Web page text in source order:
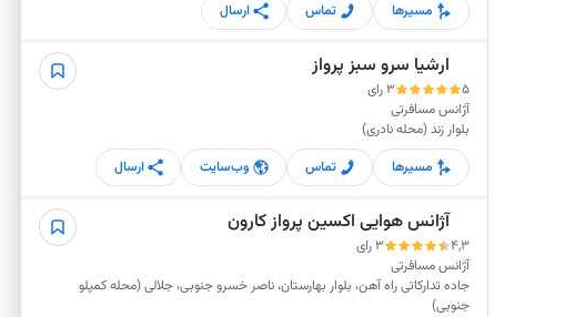
مسیرها
تماس ارسال
ارشیا سرو سبز پرواز
5
3 رای
آژانس مسافرتی
بلوار زند (محله نادری)
مسیرها
تماس وب‌سایت ارسال
آژانس هوایی اکسین پرواز کارون
4,3
3 رای
آژانس مسافرتی
جاده تدارکاتی راه آهن، بلوار بهارستان، ناصر خسرو جنوبی، جلالی (محله کمپلو
جنوبی)